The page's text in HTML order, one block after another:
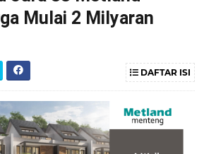
Mulai 2 Milyaran
DAFTAR ISI